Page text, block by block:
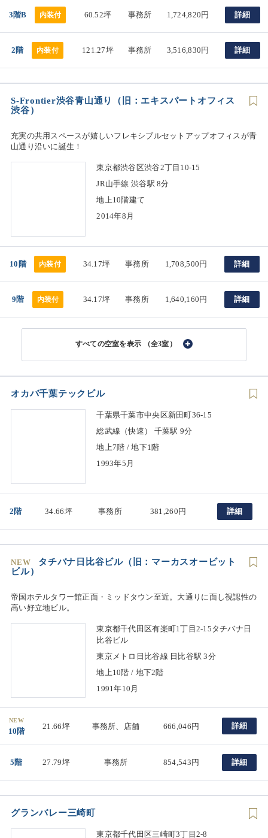
3階B 内装付 60.52坪 事務所 1,724,820円 詳細
2階 内装付 121.27坪 事務所 3,516,830円 詳細
S-Frontier渋谷青山通り（旧：エキスパートオフィス
渋谷）
充実の共用スペースが嬉しいフレキシブルセットアップオフィスが青
山通り沿いに誕生！
東京都渋谷区渋谷2丁目10-15
JR山手線 渋谷駅 8分
地上10階建て
2014年8月
10階 内装付 34.17坪 事務所 1,708,500円 詳細
9階 内装付 34.17坪 事務所 1,640,160円 詳細
（全3室）
オカバ千葉テックビル
千葉県千葉市中央区新田町36-15
総武線（快速） 千葉駅 9分
地上7階 / 地下1階
1993年5月
2階 34.66坪 事務所 381,260円 詳細
NEW
タチバナ日比谷ビル（旧：マーカスオービット
ビル）
帝国ホテルタワー館正面・ミッドタウン至近。大通りに面し視認性の
高い好立地ビル。
東京都千代田区有楽町1丁目2-15タチバナ日
比谷ビル
東京メトロ日比谷線 日比谷駅 3分
地上10階 / 地下2階
1991年10月
NEW
10階
21.66坪 事務所、店舗 666,046円 詳細
5階 27.79坪 事務所 854,543円 詳細
グランバレー三崎町
東京都千代田区三崎町3丁目2-8